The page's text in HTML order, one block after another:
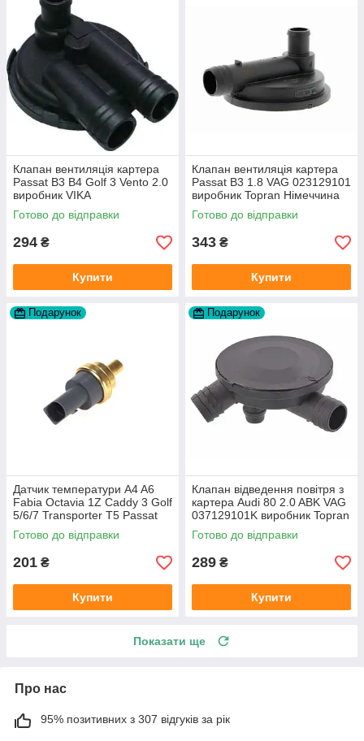
Клапан вентиляція картера
Passat B3 B4 Golf 3 Vento 2.0
виробник VIKA
Готово до відправки
294 ₴
Купити
Клапан вентиляція картера
Passat B3 1.8 VAG 023129101
виробник Topran Німеччина
Готово до відправки
343 ₴
Купити
Подарунок
Датчик температури A4 A6
Fabia Octavia 1Z Caddy 3 Golf
5/6/7 Transporter T5 Passat
B6 (колір сірий)
Готово до відправки
201 ₴
Купити
Подарунок
Клапан відведення повітря з
картера Audi 80 2.0 ABK VAG
037129101K виробник Topran
Німеччина
Готово до відправки
289 ₴
Купити
Показати ще
Про нас
95% позитивних з 307 відгуків за рік